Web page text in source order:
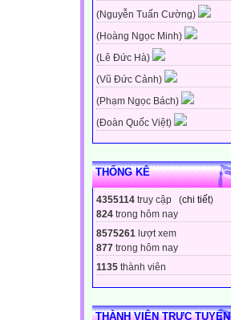
(Nguyễn Tuấn Cường)
(Hoàng Ngọc Minh)
(Lê Đức Hà)
(Vũ Đức Cảnh)
(Phạm Ngọc Bách)
(Đoàn Quốc Việt)
THỐNG KÊ
4355114 truy cập (chi tiết)
824 trong hôm nay
8575261 lượt xem
877 trong hôm nay
1135 thành viên
THÀNH VIÊN TRỰC TUYẾN